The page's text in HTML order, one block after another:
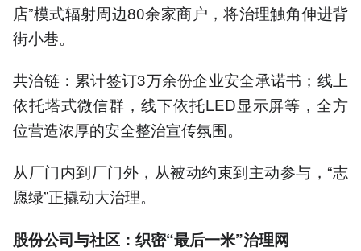
店”模式辐射周边80余家商户，将治理触角伸进背
街小巷。
共治链：累计签订3万余份企业安全承诺书；线上
依托塔式微信群，线下依托LED显示屏等，全方
位营造浓厚的安全整治宣传氛围。
从厂门内到厂门外，从被动约束到主动参与，“志
愿绿”正撬动大治理。
股份公司与社区：织密“最后一米”治理网